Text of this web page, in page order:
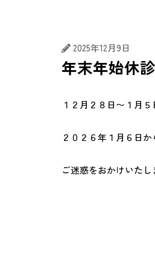
2025年12月9日
年末年始休
１２月２８日〜１月５
２０２６年１月６日か
ご迷惑をおかけいたし